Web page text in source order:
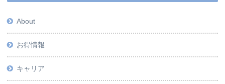
About
お得情報
キャリア